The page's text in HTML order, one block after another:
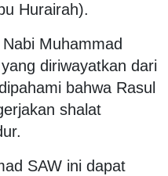
Hurairah).
Muhammad
diriwayatkan dari
bahwa Rasul
shalat
SAW ini dapat